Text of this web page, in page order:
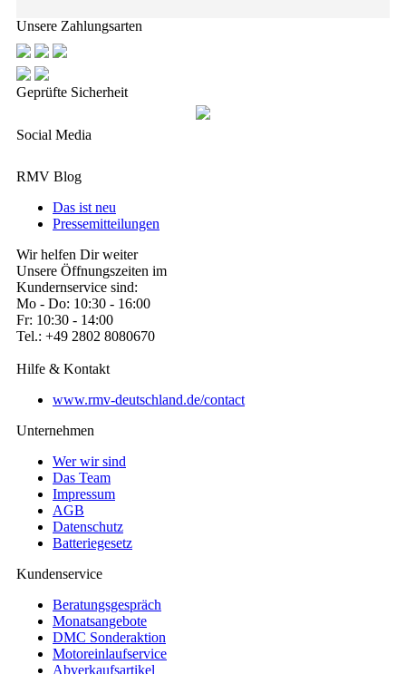
Unsere Zahlungsarten
Geprüfte Sicherheit
Social Media
RMV Blog
Das ist neu
Pressemitteilungen
Wir helfen Dir weiter
Unsere Öffnungszeiten im
Kundernservice sind:
Mo - Do: 10:30 - 16:00
Fr: 10:30 - 14:00
Tel.: +49 2802 8080670
Hilfe & Kontakt
www.rmv-deutschland.de/contact
Unternehmen
Wer wir sind
Das Team
Impressum
AGB
Datenschutz
Batteriegesetz
Kundenservice
Beratungsgespräch
Monatsangebote
DMC Sonderaktion
Motoreinlaufservice
Abverkaufsartikel